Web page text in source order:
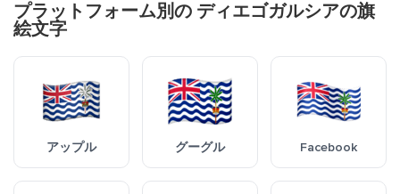
プラットフォーム別の ディエゴガルシアの旗
絵文字
アップル グーグル Facebook